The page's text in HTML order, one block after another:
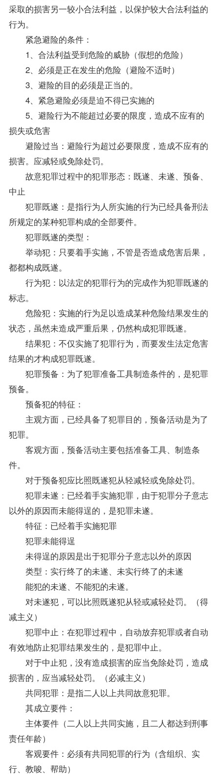
采取的损害另一较小合法利益，以保护较大合法利益的
行为。
紧急避险的条件：
1、合法利益受到危险的威胁（假想的危险）
2、必须是正在发生的危险（避险不适时）
3、避险的目的必须是正当的。
4、紧急避险必须是迫不得已实施的
5、避险行为不能超过必要的限度，造成不应有的
损失或危害
避险过当：避险行为超过必要限度，造成不应有的
损害。应减轻或免除处罚。
故意犯罪过程中的犯罪形态：既遂、未遂、预备、
中止
犯罪既遂：是指行为人所实施的行为已经具备刑法
所规定的某种犯罪构成的全部要件。
犯罪既遂的类型：
举动犯：只要着手实施，不管是否造成危害后果，
都都构成既遂。
行为犯：以法定的犯罪行为的完成作为犯罪既遂的
标志。
危险犯：实施的行为足以造成某种危险结果发生的
状态，虽然未造成严重后果，仍然构成犯罪既遂。
结果犯：不仅实施了犯罪行为，而要发生法定危害
结果的才构成犯罪既遂。
犯罪预备：为了犯罪准备工具制造条件的，是犯罪
预备。
预备犯的特征：
主观方面，已经具备了犯罪目的，预备活动是为了
犯罪。
客观方面，预备活动主要包括准备工具、制造条
件。
对于预备犯应比照既遂犯从轻减轻或免除处罚。
犯罪未遂：已经着手实施犯罪，由于犯罪分子意志
以外的原因而未能得逞的，是犯罪未遂。
特征：已经着手实施犯罪
犯罪未能得逞
未得逞的原因是出于犯罪分子意志以外的原因
类型：实行终了的未遂、未实行终了的未遂
能犯的未遂、不能犯的未遂。
对未遂犯，可以比照既遂犯从轻或减轻处罚。（得
减主义）
犯罪中止：在犯罪过程中，自动放弃犯罪或者自动
有效地防止犯罪结果发生的，是犯罪中止。
对于中止犯，没有造成损害的应当免除处罚，造成
损害的，应当减轻处罚。（必减主义）
共同犯罪：是指二人以上共同故意犯罪。
其成立要件：
主体要件（二人以上共同实施，且二人都达到刑事
责任年龄）
客观要件：必须有共同犯罪的行为（含组织、实
行、教唆、帮助）